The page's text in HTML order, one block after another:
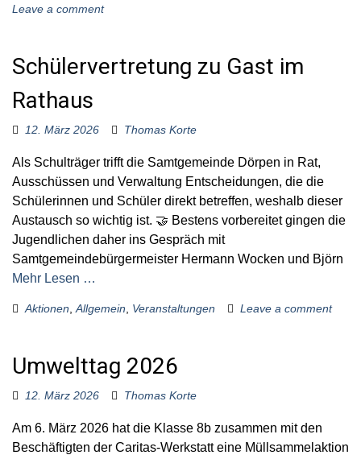
l
e
s
Leave a comment
Schülervertretung zu Gast im
Rathaus
12. März 2026 Thomas Korte
Als Schulträger trifft die Samtgemeinde Dörpen in Rat,
Ausschüssen und Verwaltung Entscheidungen, die die
Schülerinnen und Schüler direkt betreffen, weshalb dieser
Austausch so wichtig ist. 🤝 Bestens vorbereitet gingen die
Jugendlichen daher ins Gespräch mit
Samtgemeindebürgermeister Hermann Wocken und Björn
Mehr Lesen …
Aktionen Allgemein Veranstaltungen Leave a comment
Umwelttag 2026
12. März 2026 Thomas Korte
Am 6. März 2026 hat die Klasse 8b zusammen mit den
Beschäftigten der Caritas-Werkstatt eine Müllsammelaktion